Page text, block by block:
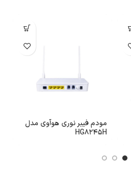
مودم فیبر نوری هوآوی مدل
HG8245H